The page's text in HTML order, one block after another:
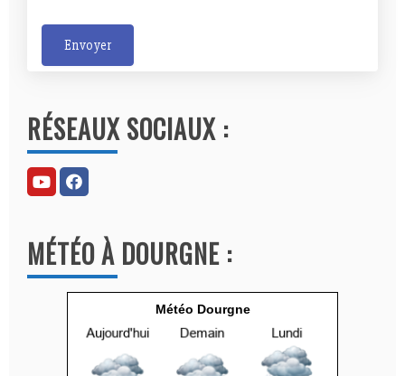
Envoyer
t
e
r
n
t
i
RÉSEAUX SOCIAUX :
MÉTÉO À DOURGNE :
Météo Dourgne